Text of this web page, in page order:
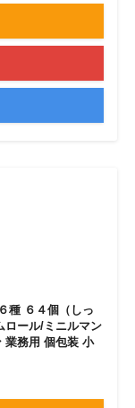
種 ６４個（しっ
ロール/ミニルマン
業務用 個包装 小